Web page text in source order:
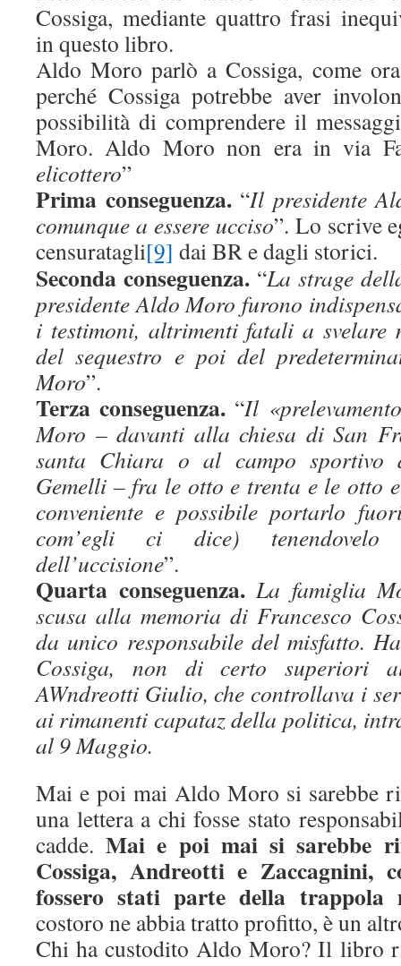
Cossiga, mediante quattro frasi
in questo libro.
Aldo Moro parlò a Cossiga, come
perché Cossiga potrebbe aver
possibilità di comprendere il
Moro. Aldo Moro non era in via
elicottero”
Prima conseguenza.“Il presidente
comunque a essere ucciso”. Lo scrive
censuratagli[9] dai BR e dagli storici.
Seconda conseguenza. “La strage
presidente Aldo Moro furono
i testimoni, altrimenti fatali a svelare
del sequestro e poi del
Moro”.
Terza conseguenza. “Il
Moro – davanti alla chiesa di San
santa Chiara o al campo sportivo
Gemelli – fra le otto e trenta e le otto
conveniente e possibile portarlo
com’egli ci dice) tenendovelo
dell’uccisione”.
Quarta conseguenza. La famiglia
scusa alla memoria di Francesco
da unico responsabile del misfatto.
Cossiga, non di certo superiori
AWndreotti Giulio, che controllava i
ai rimanenti capataz della politica,
al 9 Maggio.
Mai e poi mai Aldo Moro si sarebbe
una lettera a chi fosse stato
cadde.Mai e poi mai si sarebbe
Cossiga, Andreotti e Zaccagnini,
fossero stati parte della trappola
costoro ne abbia tratto profitto, è un
Chi ha custodito Aldo Moro? Il libro